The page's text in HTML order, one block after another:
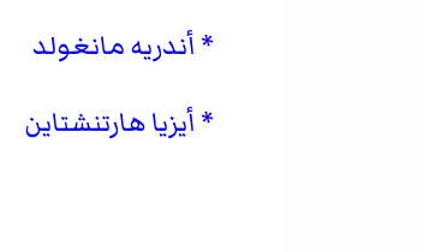
أندريه مانغولد
أيزيا هارتنشتاين